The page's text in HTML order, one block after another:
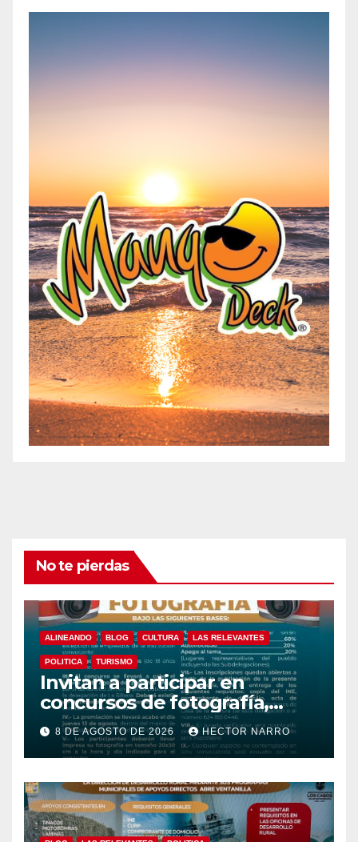
No te pierdas
ALINEANDO BLOG CULTURA LAS RELEVANTES
POLITICA TURISMO
Invitan a participar en
concursos de fotografía,
canto y pintura de las Fiestas
Tradicionales La Ribera 2026
8 DE AGOSTO DE 2026 HECTOR NARRO